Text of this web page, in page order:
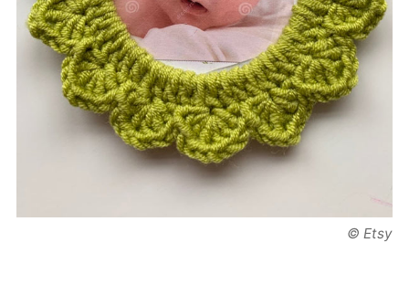
© Etsy